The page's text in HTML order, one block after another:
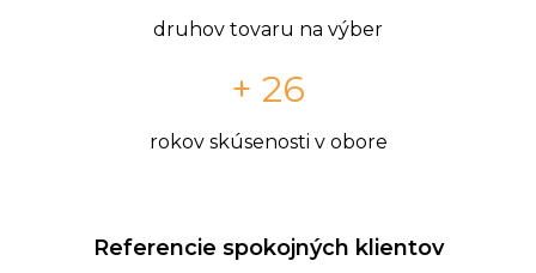
druhov tovaru na výber
+ 26
rokov skúsenosti v obore
Referencie spokojných klientov